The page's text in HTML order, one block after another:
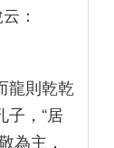
：
龍則乾乾
子，“居
為主，